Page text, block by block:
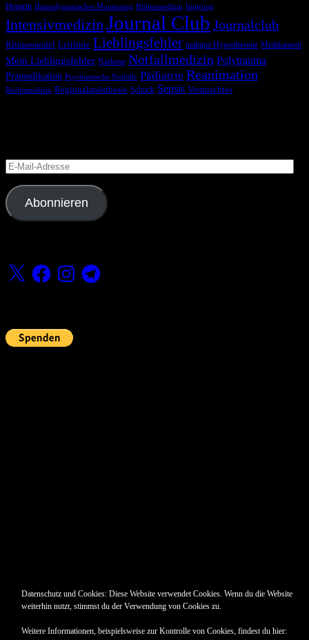
Heparin Hämodynamisches Monitoring Höhenmedizin Impfung
Intensivmedizin Journal Club Journalclub
Klimawandel Leitlinie Lieblingsfehler maligne Hyperthermie Medikament
Mein Lieblingsfehler Narkose Notfallmedizin Polytrauma
Prämedikation Psychiatrische Notfälle Pädiatrie Reanimation
Rechtsmedizin Regionalanästhesie Schock Sepsis Vermischtes
E-
Mail-
Adresse
Abonnieren
X FacebookInstagramTelegram
Datenschutz und Cookies: Diese Website verwendet Cookies. Wenn du die Website
weiterhin nutzt, stimmst du der Verwendung von Cookies zu.
Weitere Informationen, beispielsweise zur Kontrolle von Cookies, findest du hier: